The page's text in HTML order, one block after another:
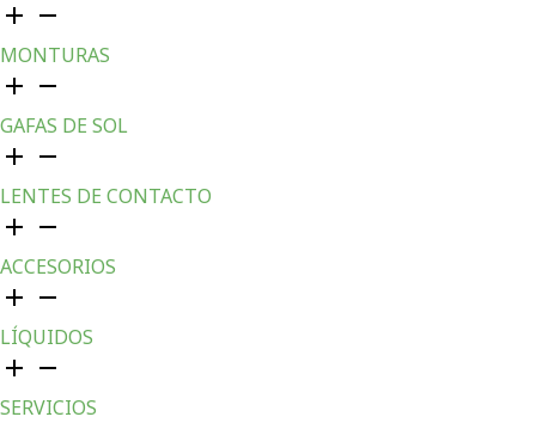
MONTURAS
GAFAS DE SOL
LENTES DE CONTACTO
ACCESORIOS
LÍQUIDOS
SERVICIOS